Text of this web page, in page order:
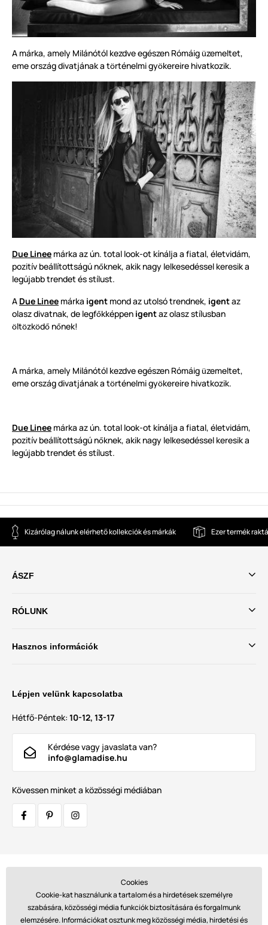
A márka, amely Milánótól kezdve egészen Rómáig üzemeltet,
eme ország divatjának a történelmi gyökereire hivatkozik.
Due Linee márka az ún. total look-ot kínálja a fiatal, életvidám,
pozitív beállítottságú nőknek, akik nagy lelkesedéssel keresik a
legújabb trendet és stílust.
A Due Linee márka igent mond az utolsó trendnek, igentaz
olasz divatnak, de legfőkképpen igentaz olasz stílusban
öltözködő nőnek!
A márka, amely Milánótól kezdve egészen Rómáig üzemeltet,
eme ország divatjának a történelmi gyökereire hivatkozik.
Due Linee márka az ún. total look-ot kínálja a fiatal, életvidám,
pozitív beállítottságú nőknek, akik nagy lelkesedéssel keresik a
legújabb trendet és stílust.
Kizárólag nálunk elérhető kollekciók és márkák Ezer termék
ÁSZF
RÓLUNK
Hasznos információk
Lépjen velünk kapcsolatba
Hétfő-Péntek: 10-12, 13-17
Kérdése vagy javaslata van?
info@glamadise.hu
Kövessen minket a közösségi médiában
Cookies
Cookie-kat használunk a tartalom és a hirdetések személyre
szabására, közösségi média funkciók biztosítására és forgalmunk
elemzésére. Információkat osztunk meg közösségi média, hirdetési és